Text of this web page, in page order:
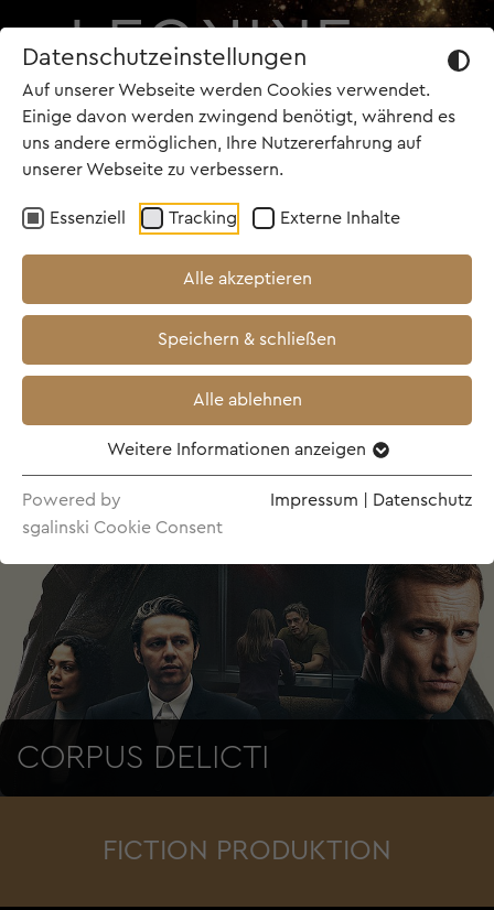
Datenschutzeinstellungen
Auf unserer Webseite werden Cookies verwendet.
Einige davon werden zwingend benötigt, während es
uns andere ermöglichen, Ihre Nutzererfahrung auf
unserer Webseite zu verbessern.
Essenziell Tracking Externe Inhalte
Alle akzeptieren
Speichern & schließen
Alle ablehnen
Weitere Informationen anzeigen
Powered by
sgalinski Cookie Consent
Impressum Datenschutz
CORPUS DELICTI
FICTION PRODUKTION